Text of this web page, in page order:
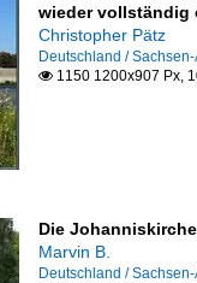
wieder vollständig
Christopher Pätz
Deutschland /
1150 1200x907 Px,
Die
Marvin B.
Deutschland /